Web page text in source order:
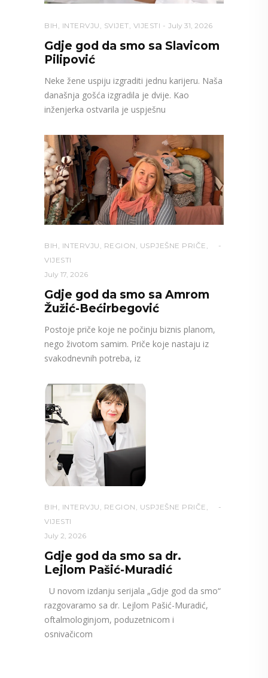
BIH INTERVJU SVIJET VIJESTI July 31, 2026
Gdje god da smo sa Slavicom
Pilipović
Neke žene uspiju izgraditi jednu karijeru. Naša
današnja gošća izgradila je dvije. Kao
inženjerka ostvarila je uspješnu
BIH INTERVJU REGION USPJEŠNE PRIČE
VIJESTI
July 17, 2026
Gdje god da smo sa Amrom
Žužić-Bećirbegović
Postoje priče koje ne počinju biznis planom,
nego životom samim. Priče koje nastaju iz
svakodnevnih potreba, iz
BIH INTERVJU REGION USPJEŠNE PRIČE
VIJESTI
July 2, 2026
Gdje god da smo sa dr.
Lejlom Pašić-Muradić
U novom izdanju serijala „Gdje god da smo“
razgovaramo sa dr. Lejlom Pašić-Muradić,
oftalmologinjom, poduzetnicom i
osnivačicom